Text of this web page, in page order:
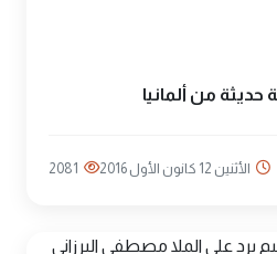
من ألمانيا
الأثنين 12 كانون الأول 2016 2081